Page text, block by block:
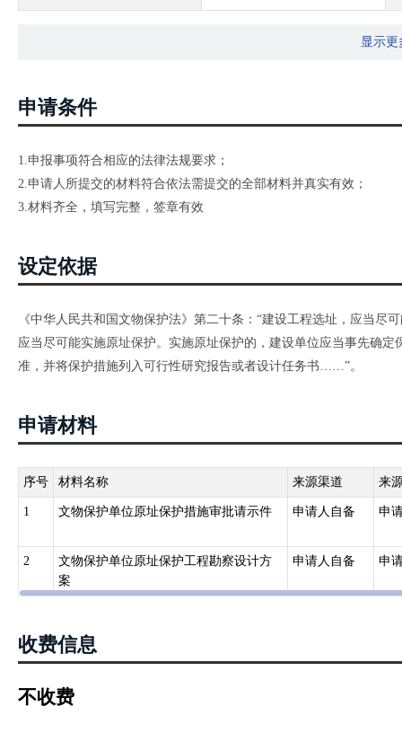
显示更
申请条件
1.申报事项符合相应的法律法规要求；
2.申请人所提交的材料符合依法需提交的全部材料并真实有效；
3.材料齐全，填写完整，签章有效
设定依据
《中华人民共和国文物保护法》第二十条：“建设工程选址，应当
应当尽可能实施原址保护。实施原址保护的，建设单位应当事先确
准，并将保护措施列入可行性研究报告或者设计任务书……”。
申请材料
序号 材料名称 来源渠道 来
1 文物保护单位原址保护措施审批请示件 申请人自备 申
2
文物保护单位原址保护工程勘察设计方
案
申请人自备 申
收费信息
不收费